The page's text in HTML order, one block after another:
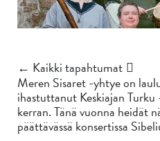
← Kaikki tapahtumat
Meren Sisaret -yhtye on
ihastuttanut Keskiajan
kerran. Tänä vuonna heidät
päättävässä konsertissa